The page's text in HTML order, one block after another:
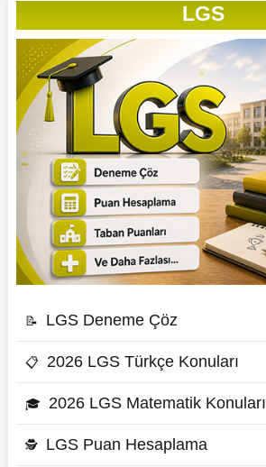
LGS
📝 LGS Deneme Çöz
📋 2026 LGS Türkçe Konuları
🎓 2026 LGS Matematik Konuları
🕵 LGS Puan Hesaplama